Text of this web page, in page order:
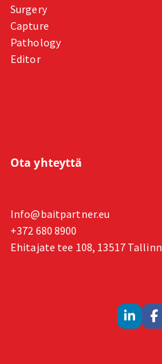
Surgery
Capture
Pathology
Editor
Ota yhteyttä
Info@baitpartner.eu
+372 680 8900
Ehitajate tee 108, 13517 Tallinn